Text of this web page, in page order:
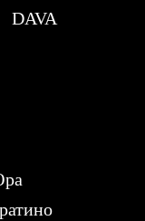
DAVA